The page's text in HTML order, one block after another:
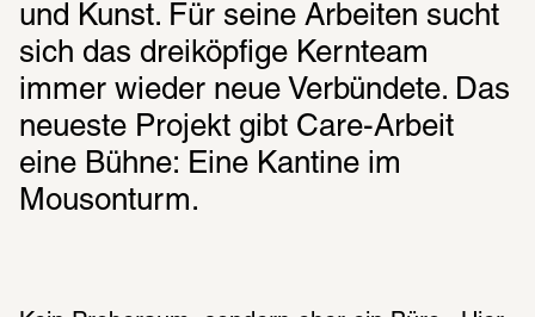
und Kunst. Für seine Arbeiten sucht
sich das dreiköpfige Kernteam
immer wieder neue Verbündete. Das
neueste Projekt gibt Care-Arbeit
eine Bühne: Eine Kantine im
Mousonturm.